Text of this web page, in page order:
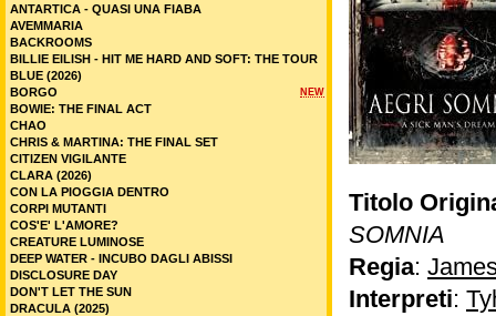
Titolo
SOMNIA
Regia:
Interpreti:
ANTARTICA - QUASI UNA FIABA
AVEMMARIA
BACKROOMS
BILLIE EILISH - HIT ME HARD AND SOFT: THE TOUR
BLUE (2026)
NEW
BORGO
BOWIE: THE FINAL ACT
CHAO
CHRIS & MARTINA: THE FINAL SET
CITIZEN VIGILANTE
CLARA (2026)
CON LA PIOGGIA DENTRO
CORPI MUTANTI
COS'E' L'AMORE?
CREATURE LUMINOSE
DEEP WATER - INCUBO DAGLI ABISSI
DISCLOSURE DAY
DON'T LET THE SUN
DRACULA (2025)